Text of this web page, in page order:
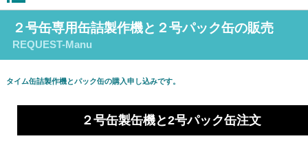
２号缶専用缶詰製作機と２号パック缶の販売
REQUEST-Manu
タイム缶詰製作機とパック缶の購入申し込みです。
２号缶製缶機と2号パック缶注文